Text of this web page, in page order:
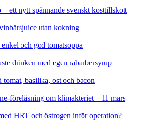
– ett nytt spännande svenskt kosttillskott
utan kokning
och god tomatsoppa
drinken med egen rabarbersyrup
tomat, basilika, ost och bacon
föreläsning om klimakteriet – 11 mars
HRT och östrogen inför operation?